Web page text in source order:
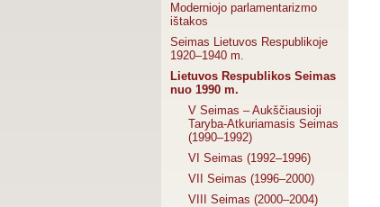
Moderniojo parlamentarizmo
ištakos
Seimas Lietuvos Respublikoje
1920–1940 m.
Lietuvos Respublikos Seimas
nuo 1990 m.
V Seimas – Aukščiausioji
Taryba-Atkuriamasis Seimas
(1990–1992)
VI Seimas (1992–1996)
VII Seimas (1996–2000)
VIII Seimas (2000–2004)